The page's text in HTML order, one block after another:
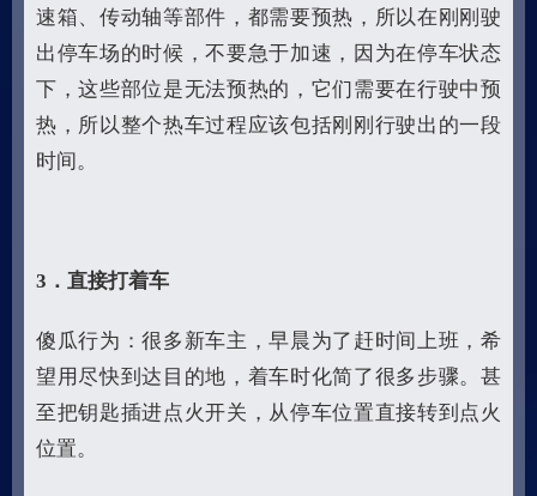
速箱、传动轴等部件，都需要预热，所以在刚刚驶
出停车场的时候，不要急于加速，因为在停车状态
下，这些部位是无法预热的，它们需要在行驶中预
热，所以整个热车过程应该包括刚刚行驶出的一段
时间。
3 ．直接打着车
傻瓜行为：很多新车主，早晨为了赶时间上班，希
望用尽快到达目的地，着车时化简了很多步骤。甚
至把钥匙插进点火开关，从停车位置直接转到点火
位置。